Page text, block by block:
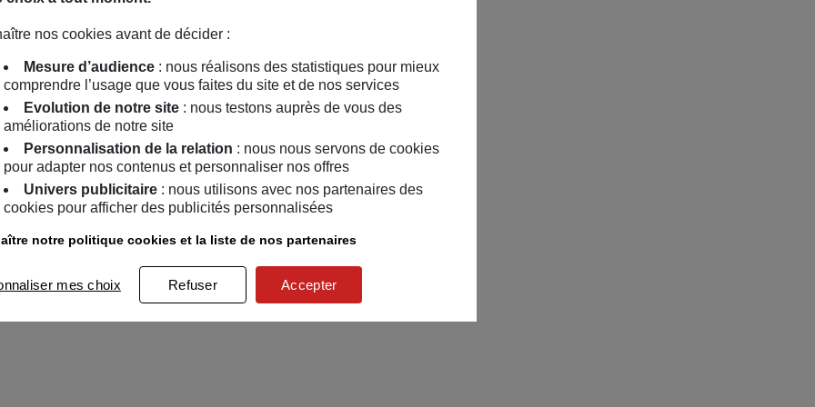
nos cookies avant de décider :
Mesure d’audience : nous réalisons des statistiques pour mieux
comprendre l’usage que vous faites du site et de nos services
Evolution de notre site : nous testons auprès de vous des
améliorations de notre site
Personnalisation de la relation : nous nous servons de cookies
pour adapter nos contenus et personnaliser nos offres
Univers publicitaire : nous utilisons avec nos partenaires des
cookies pour afficher des publicités personnalisées
notre politique cookies et la liste de nos partenaires
mes choix Refuser Accepter